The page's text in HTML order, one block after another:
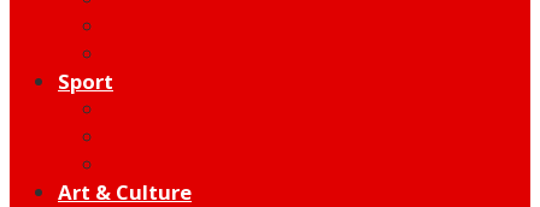
Sport
Art & Culture